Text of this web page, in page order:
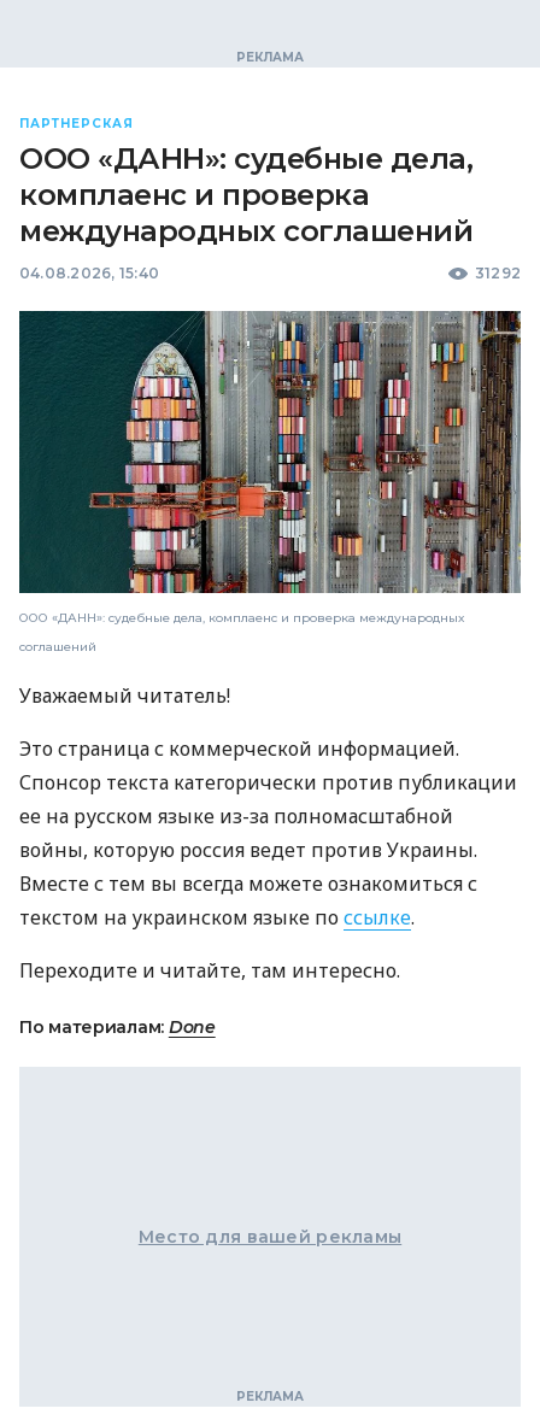
ПАРТНЕРСКАЯ
ООО «ДАНН»: судебные дела,
комплаенс и проверка
международных соглашений
04.08.2026, 15:40 31292
ООО «ДАНН»: судебные дела, комплаенс и проверка международных
соглашений
Уважаемый читатель!
Это страница с коммерческой информацией.
Спонсор текста категорически против публикации
ее на русском языке из-за полномасштабной
войны, которую россия ведет против Украины.
Вместе с тем вы всегда можете ознакомиться с
текстом на украинском языке поссылке.
Переходите и читайте, там интересно.
По материалам: Done
Место для вашей рекламы